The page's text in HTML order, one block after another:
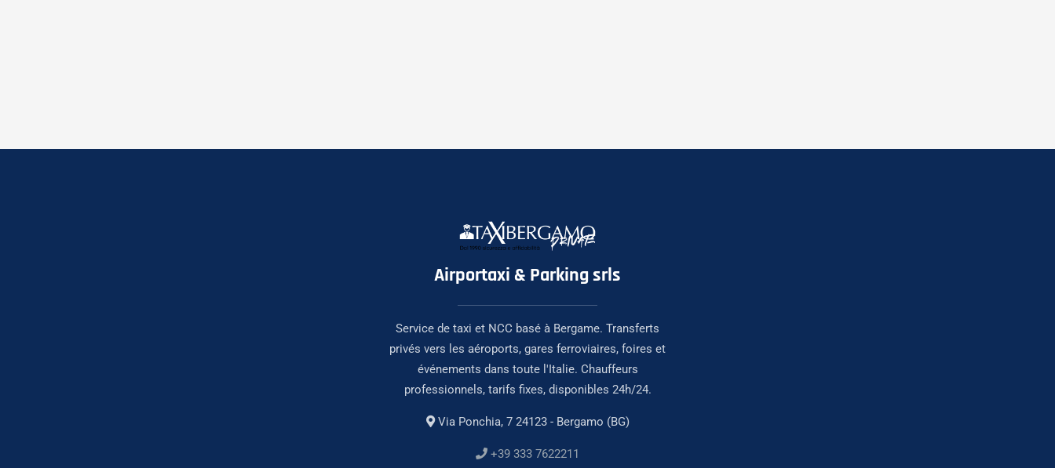
Airportaxi & Parking srls
Service de taxi et NCC basé à Bergame. Transferts
privés vers les aéroports, gares ferroviaires, foires et
événements dans toute l'Italie. Chauffeurs
professionnels, tarifs fixes, disponibles 24h/24.
Via Ponchia, 7 24123 - Bergamo (BG)
+39 333 7622211